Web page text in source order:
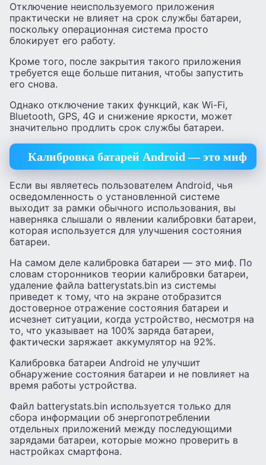
Отключение неиспользуемого приложения
практически не влияет на срок службы батареи,
поскольку операционная система просто
блокирует его работу.
Кроме того, после закрытия такого приложения
требуется еще больше питания, чтобы запустить
его снова.
Однако отключение таких функций, как Wi-Fi,
Bluetooth, GPS, 4G и снижение яркости, может
значительно продлить срок службы батареи.
Калибровка батарей Android — это миф
Если вы являетесь пользователем Android, чья
осведомленность о установленной системе
выходит за рамки обычного использования, вы
наверняка слышали о явлении калибровки батареи,
которая используется для улучшения состояния
батареи.
На самом деле калибровка батареи — это миф. По
словам сторонников теории калибровки батареи,
удаление файла batterystats.bin из системы
приведет к тому, что на экране отобразится
достоверное отражение состояния батареи и
исчезнет ситуации, когда устройство, несмотря на
то, что указывает на 100% заряда батареи,
фактически заряжает аккумулятор на 92%.
Калибровка батареи Android не улучшит
обнаружение состояния батареи и не повлияет на
время работы устройства.
Файл batterystats.bin используется только для
сбора информации об энергопотреблении
отдельных приложений между последующими
зарядами батареи, которые можно проверить в
настройках смартфона.